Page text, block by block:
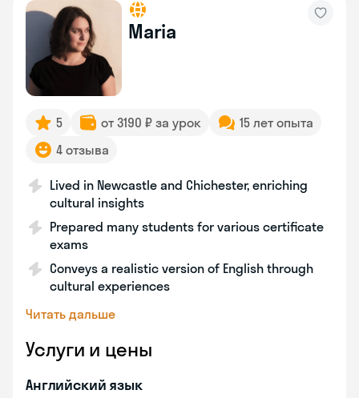
Maria
5 от 3190 ₽ за урок
15 лет опыта
4 отзыва
Lived in Newcastle and Chichester, enriching
cultural insights
Prepared many students for various certificate
exams
Conveys a realistic version of English through
cultural experiences
Читать дальше
Услуги и цены
Английский язык